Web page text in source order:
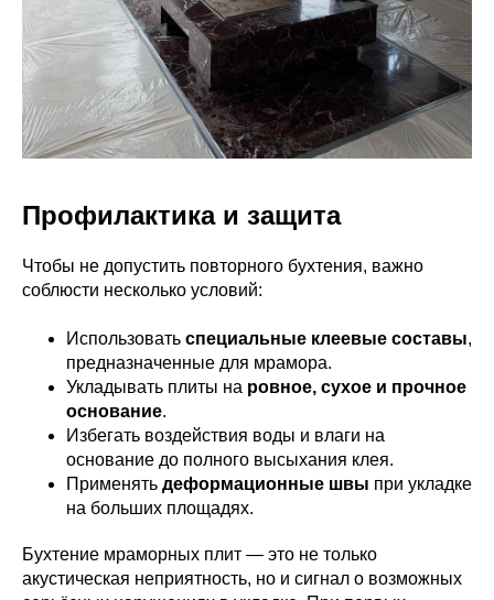
Профилактика и защита
Чтобы не допустить повторного бухтения, важно
соблюсти несколько условий:
Использовать специальные клеевые составы,
предназначенные для мрамора.
Укладывать плиты на ровное, сухое и прочное
основание.
Избегать воздействия воды и влаги на
основание до полного высыхания клея.
Применять деформационные швы при укладке
на больших площадях.
Бухтение мраморных плит — это не только
акустическая неприятность, но и сигнал о возможных